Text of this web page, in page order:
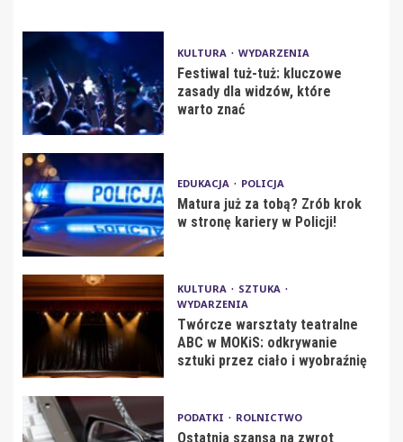
KULTURA WYDARZENIA
Festiwal tuż-tuż: kluczowe
zasady dla widzów, które
warto znać
EDUKACJA POLICJA
Matura już za tobą? Zrób krok
w stronę kariery w Policji!
KULTURA
SZTUKA
WYDARZENIA
Twórcze warsztaty teatralne
ABC w MOKiS: odkrywanie
sztuki przez ciało i wyobraźnię
PODATKI ROLNICTWO
Ostatnia szansa na zwrot